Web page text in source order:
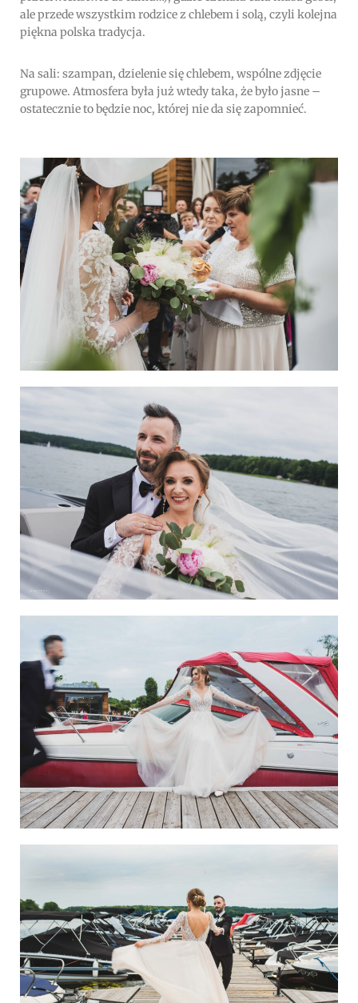
ale przede wszystkim rodzice z chlebem i solą, czyli kolejna
piękna polska tradycja.
Na sali: szampan, dzielenie się chlebem, wspólne zdjęcie
grupowe. Atmosfera była już wtedy taka, że było jasne –
ostatecznie to będzie noc, której nie da się zapomnieć.